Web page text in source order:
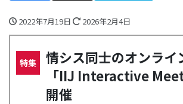
2022年7月19日 2026年2月4日
特集
情シス同士のオンライ
「IIJ Interactive
開催